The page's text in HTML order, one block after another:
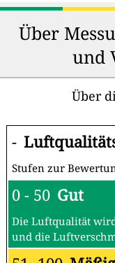
Über
und
Über
-
Stufen zur
0 - 50 Gut
Die Luftqualität
und die